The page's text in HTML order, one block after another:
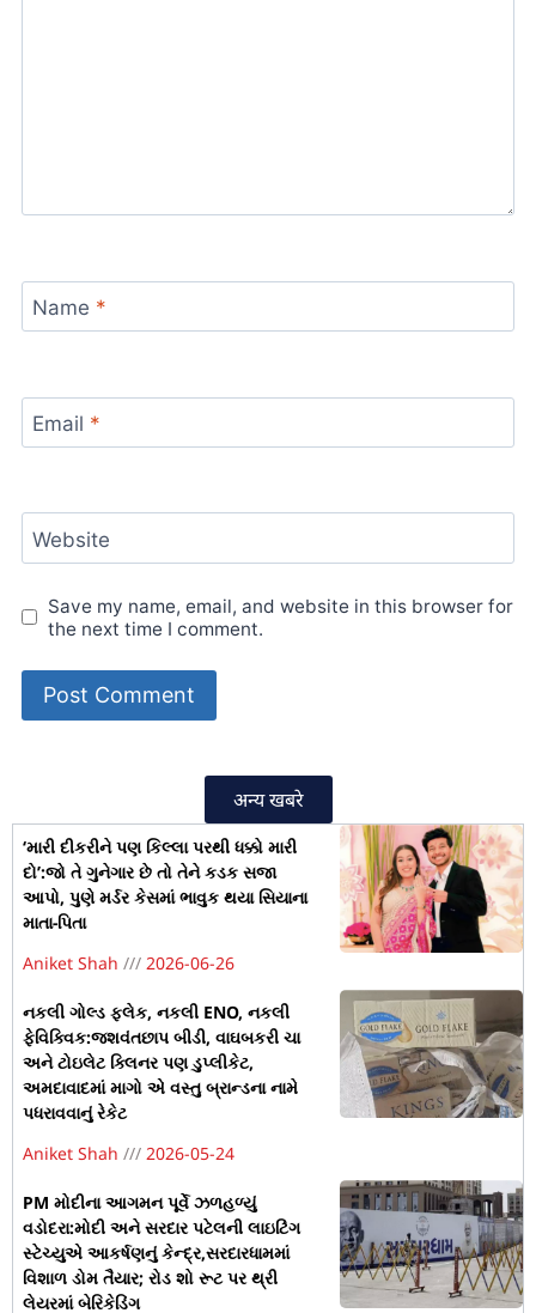
Name *
Email *
Website
Save my name, email, and website in this browser for
the next time I comment.
अन्य खबरे
‘મારી દીકરીને પણ કિલ્લા પરથી ધક્કો મારી
દો’:જો તે ગુનેગાર છે તો તેને કડક સજા
આપો, પુણે મર્ડર કેસમાં ભાવુક થયા સિયાના
માતા-પિતા
Aniket Shah
2026-06-26
નકલી ગોલ્ડ ફ્લેક, નકલી ENO, નકલી
ફેવિક્વિક:જશવંતછાપ બીડી, વાઘબકરી ચા
અને ટોઇલેટ ક્લિનર પણ ડુપ્લીકેટ,
અમદાવાદમાં માગો એ વસ્તુ બ્રાન્ડના નામે
પધરાવવાનું રેકેટ
Aniket Shah
2026-05-24
PM મોદીના આગમન પૂર્વે ઝળહળ્યું
વડોદરા:મોદી અને સરદાર પટેલની લાઇટિંગ
સ્ટેચ્યુએ આકર્ષણનું કેન્દ્ર,સરદારધામમાં
વિશાળ ડોમ તૈયાર; રોડ શો રૂટ પર થ્રી
લેયરમાં બેરિકેડિંગ